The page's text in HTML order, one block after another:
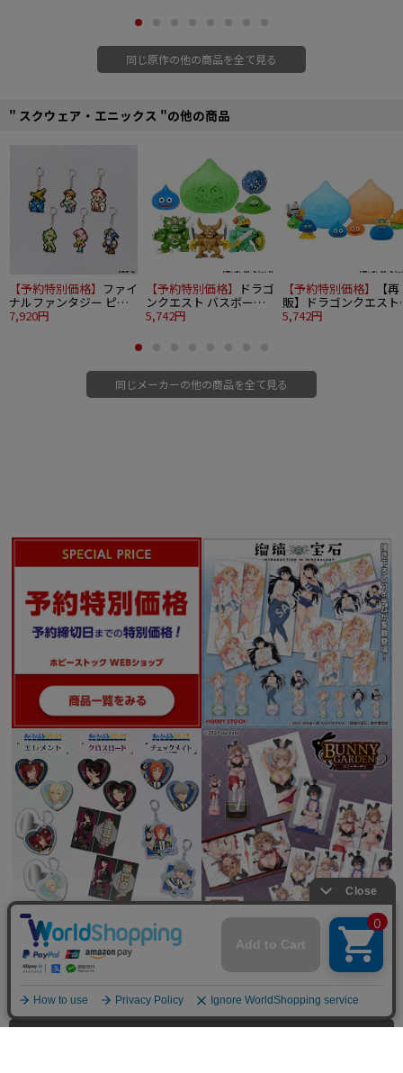
同じ原作の他の商品を全て見る
" スクウェア・エニックス "の他の商品
【予約特別価格】 ファイ
ナルファンタジー ピク
セルリマスター ビルド
7,920円
【予約特別価格】 ドラゴ
ンクエスト バスボール
～地獄の帝王復活編～
5,742円
【予約特別価格】 【再
販】ドラゴンクエスト
バスボール ～スライム
5,742円
同じメーカーの他の商品を全て見る